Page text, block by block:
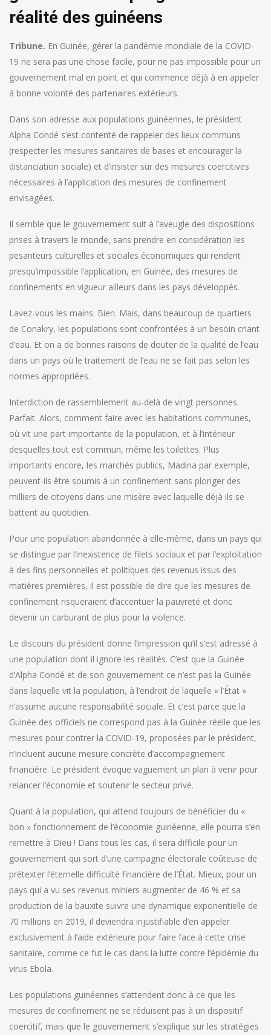
réalité des guinéens
Tribune. En Guinée, gérer la pandémie mondiale de la COVID-
19 ne sera pas une chose facile, pour ne pas impossible pour un
gouvernement mal en point et qui commence déjà à en appeler
à bonne volonté des partenaires extérieurs.
Dans son adresse aux populations guinéennes, le président
Alpha Condé s’est contenté de rappeler des lieux communs
(respecter les mesures sanitaires de bases et encourager la
distanciation sociale) et d’insister sur des mesures coercitives
nécessaires à l’application des mesures de confinement
envisagées.
Il semble que le gouvernement suit à l’aveugle des dispositions
prises à travers le monde, sans prendre en considération les
pesanteurs culturelles et sociales économiques qui rendent
presqu’impossible l’application, en Guinée, des mesures de
confinements en vigueur ailleurs dans les pays développés.
Lavez-vous les mains. Bien. Mais, dans beaucoup de quartiers
de Conakry, les populations sont confrontées à un besoin criant
d’eau. Et on a de bonnes raisons de douter de la qualité de l’eau
dans un pays où le traitement de l’eau ne se fait pas selon les
normes appropriées.
Interdiction de rassemblement au-delà de vingt personnes.
Parfait. Alors, comment faire avec les habitations communes,
où vit une part importante de la population, et à l’intérieur
desquelles tout est commun, même les toilettes. Plus
importants encore, les marchés publics, Madina par exemple,
peuvent-ils être soumis à un confinement sans plonger des
milliers de citoyens dans une misère avec laquelle déjà ils se
battent au quotidien.
Pour une population abandonnée à elle-même, dans un pays qui
se distingue par l’inexistence de filets sociaux et par l’exploitation
à des fins personnelles et politiques des revenus issus des
matières premières, il est possible de dire que les mesures de
confinement risqueraient d’accentuer la pauvreté et donc
devenir un carburant de plus pour la violence.
Le discours du président donne l’impression qu’il s’est adressé à
une population dont il ignore les réalités. C’est que la Guinée
d’Alpha Condé et de son gouvernement ce n’est pas la Guinée
dans laquelle vit la population, à l’endroit de laquelle « l’État »
n’assume aucune responsabilité sociale. Et c’est parce que la
Guinée des officiels ne correspond pas à la Guinée réelle que les
mesures pour contrer la COVID-19, proposées par le président,
n’incluent aucune mesure concrète d’accompagnement
financière. Le président évoque vaguement un plan à venir pour
relancer l’économie et soutenir le secteur privé.
Quant à la population, qui attend toujours de bénéficier du «
bon » fonctionnement de l’économie guinéenne, elle pourra s’en
remettre à Dieu ! Dans tous les cas, il sera difficile pour un
gouvernement qui sort d’une campagne électorale coûteuse de
prétexter l’éternelle difficulté financière de l’État. Mieux, pour un
pays qui a vu ses revenus miniers augmenter de 46 % et sa
production de la bauxite suivre une dynamique exponentielle de
70 millions en 2019, il deviendra injustifiable d’en appeler
exclusivement à l’aide extérieure pour faire face à cette crise
sanitaire, comme ce fut le cas dans la lutte contre l’épidémie du
virus Ebola.
Les populations guinéennes s’attendent donc à ce que les
mesures de confinement ne se réduisent pas à un dispositif
coercitif, mais que le gouvernement s’explique sur les stratégies